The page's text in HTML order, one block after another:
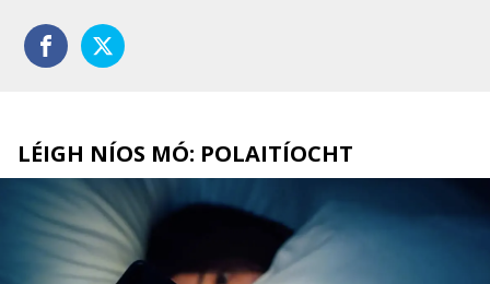
LÉIGH NÍOS MÓ: POLAITÍOCHT